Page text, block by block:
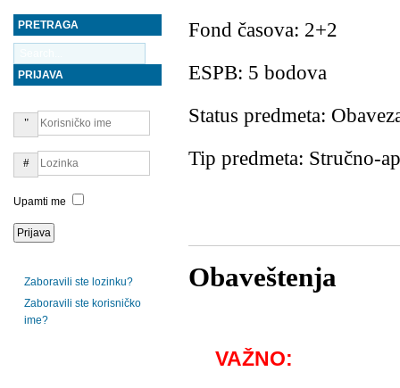
Fond časova: 2+2
ESPB: 5 bodova
Status predmeta:
Tip predmeta: Stručno-
Obaveštenja
VAŽNO:
PRETRAGA
PRIJAVA
Upamti me
Zaboravili ste lozinku?
Zaboravili ste korisničko
ime?